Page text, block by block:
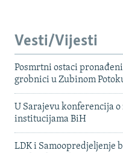
Vesti/Vijesti
Posmrtni ostaci
grobnici u Zubinom
U Sarajevu konferencija
institucijama BiH
LDK i Samoopredjeljenje